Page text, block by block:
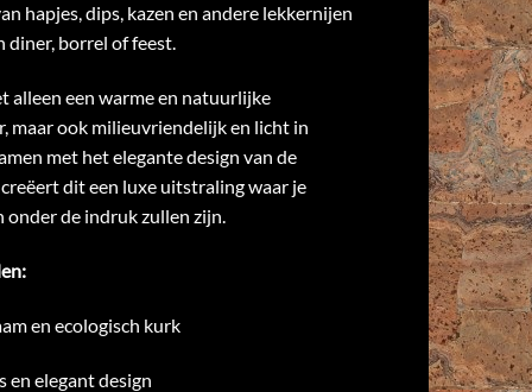
hapjes, dips, kazen en andere lekkernijen
diner, borrel of feest.
alleen een warme en natuurlijke
maar ook milieuvriendelijk en licht in
met het elegante design van de
dit een luxe uitstraling waar je
onder de indruk zullen zijn.
en ecologisch kurk
en elegant design